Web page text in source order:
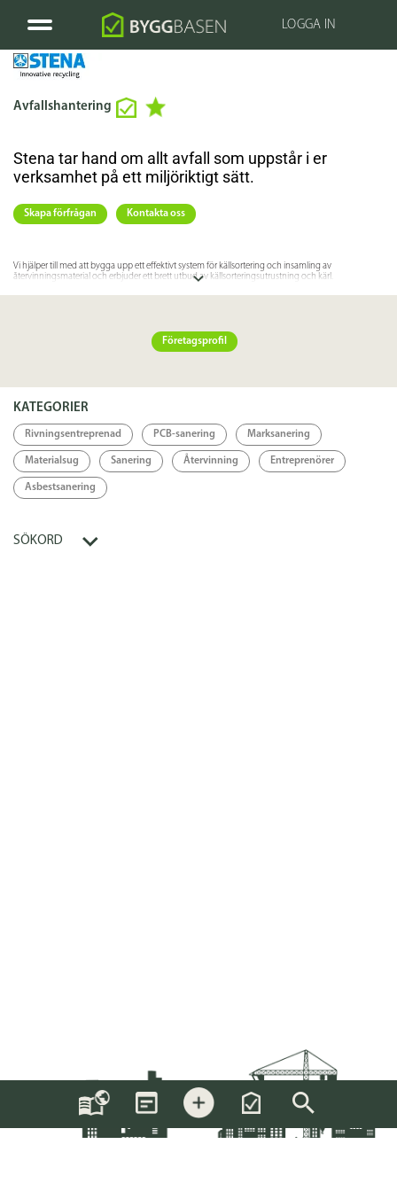
LOGGA IN
Avfallshantering
Stena tar hand om allt avfall som uppstår i er
verksamhet på ett miljöriktigt sätt.
Skapa förfrågan Kontakta oss
Vi hjälper till med att bygga upp ett effektivt system för källsortering och insamling av
återvinningsmaterial och erbjuder ett brett utbud av källsorteringsutrustning och kärl.
Länk
Företagsprofil
KATEGORIER
Rivningsentreprenad PCB-sanering Marksanering
Materialsug Sanering Återvinning Entreprenörer
Asbestsanering
SÖKORD